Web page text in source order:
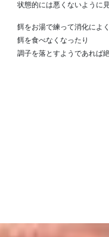
状態的には悪くないように
餌をお湯で練って消化によ
餌を食べなくなったり
調子を落とすようであれば